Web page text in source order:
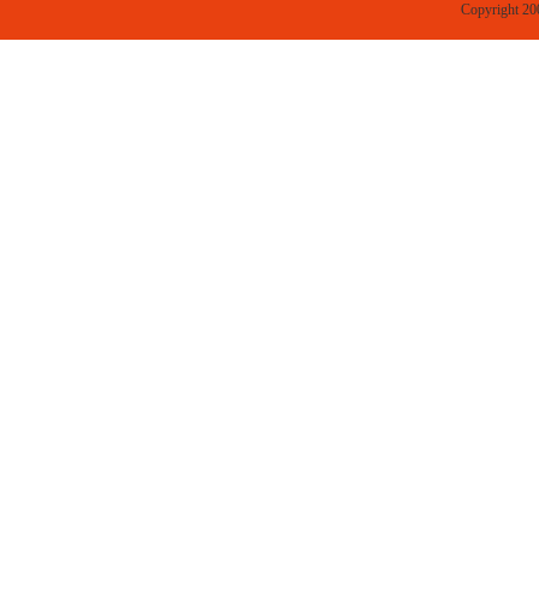
Copyright